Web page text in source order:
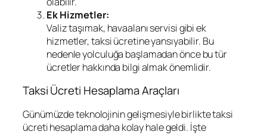
Ek Hizmetler:
Valiz taşımak, havaalanı servisi gibi ek
hizmetler, taksi ücretine yansıyabilir. Bu
nedenle yolculuğa başlamadan önce bu tür
ücretler hakkında bilgi almak önemlidir.
Taksi Ücreti Hesaplama Araçları
Günümüzde teknolojinin gelişmesiyle birlikte taksi
ücreti hesaplama daha kolay hale geldi. İşte